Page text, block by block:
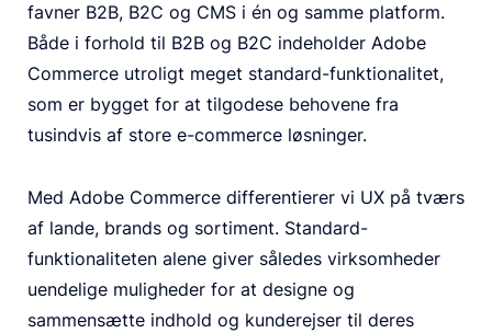
favner B2B, B2C og CMS i én og samme platform.
Både i forhold til B2B og B2C indeholder Adobe
Commerce utroligt meget standard-funktionalitet,
som er bygget for at tilgodese behovene fra
tusindvis af store e-commerce løsninger.
Med Adobe Commerce differentierer vi UX på tværs
af lande, brands og sortiment. Standard-
funktionaliteten alene giver således virksomheder
uendelige muligheder for at designe og
sammensætte indhold og kunderejser til deres